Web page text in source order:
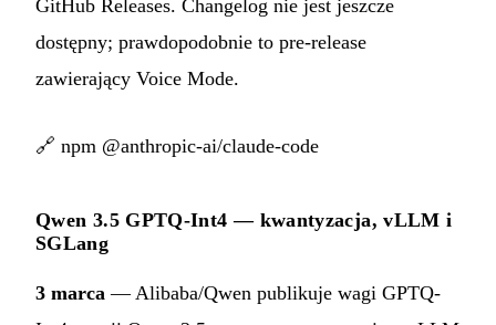
GitHub Releases. Changelog nie jest jeszcze
dostępny; prawdopodobnie to pre-release
zawierający Voice Mode.
🔗 npm @anthropic-ai/claude-code
Qwen 3.5 GPTQ-Int4 — kwantyzacja, vLLM i
SGLang
3 marca — Alibaba/Qwen publikuje wagi GPTQ-